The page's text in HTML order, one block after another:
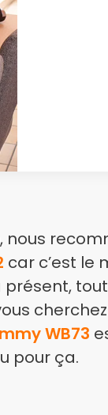
nous
car c’est le
présent,
WB73
pour ça.